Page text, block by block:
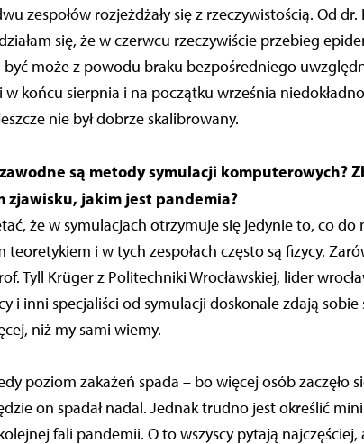
zespołów rozjeżdżały się z rzeczywistością. Od dr.
się, że w czerwcu rzeczywiście przebieg
być może z powodu braku bezpośredniego
końcu sierpnia i na początku września
nie był dobrze skalibrowany.
są metody symulacji komputerowych?
zjawisku, jakim jest pandemia?
że w symulacjach otrzymuje się jedynie to, co do
teoretykiem i w tych zespołach często są fizycy.
Tyll Krüger z Politechniki Wrocławskiej, lider
i inni specjaliści od symulacji doskonale zdają
niż my sami wiemy.
poziom zakażeń spada – bo więcej osób zaczęło
on spadał nadal. Jednak trudno jest określić
fali pandemii. O to wszyscy pytają